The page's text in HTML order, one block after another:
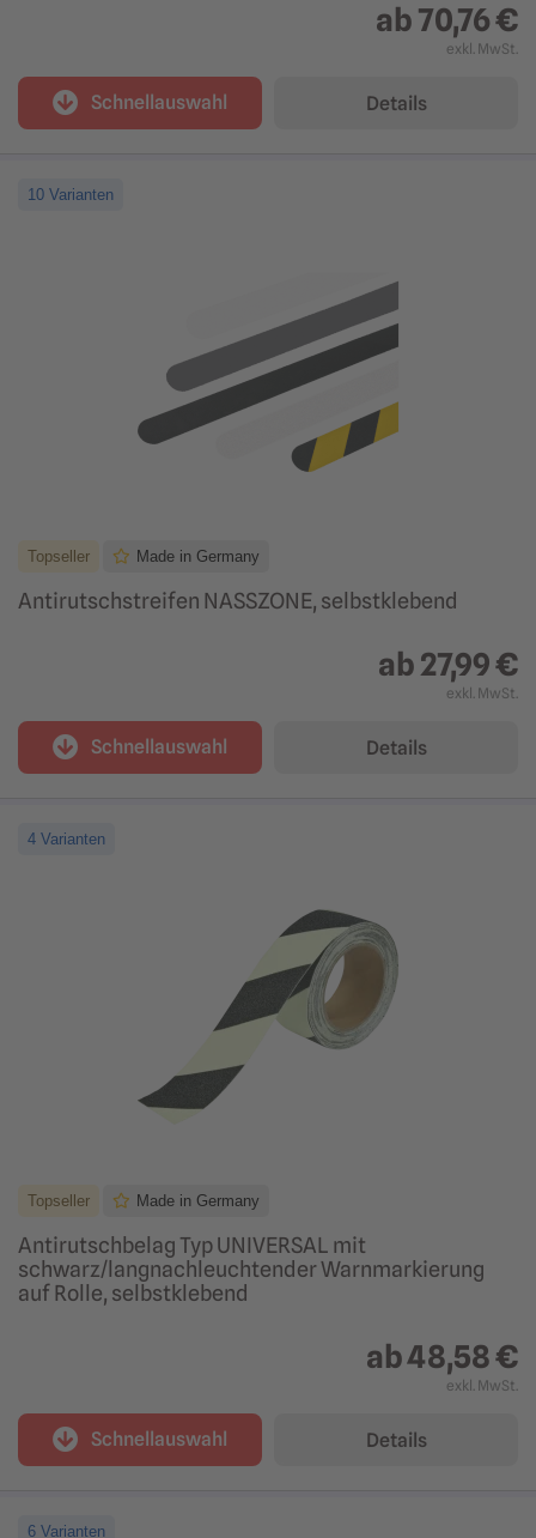
ab70,76 €
exkl. MwSt.
Schnellauswahl Details
10 Varianten
Topseller Made in Germany
Antirutschstreifen NASSZONE, selbstklebend
ab27,99 €
exkl. MwSt.
Schnellauswahl Details
4 Varianten
Topseller Made in Germany
Antirutschbelag Typ UNIVERSAL mit
schwarz/langnachleuchtender Warnmarkierung
auf Rolle, selbstklebend
ab48,58 €
exkl. MwSt.
Schnellauswahl Details
6 Varianten